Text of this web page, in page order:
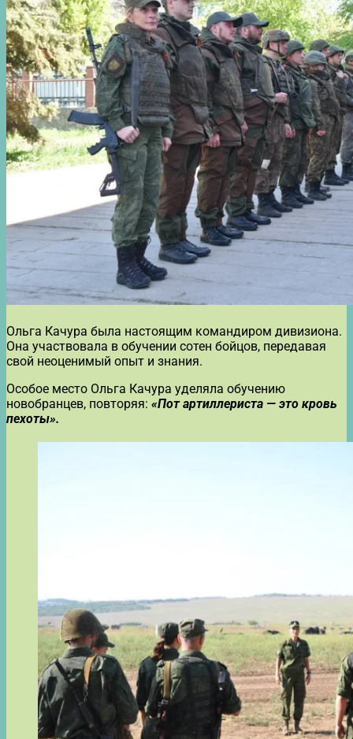
Ольга Качура была настоящим командиром дивизиона.
Она участвовала в обучении сотен бойцов, передавая
свой неоценимый опыт и знания.
Особое место Ольга Качура уделяла обучению
новобранцев, повторяя: «Пот артиллериста — это кровь
пехоты».